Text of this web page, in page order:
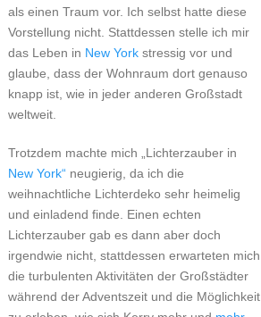
als einen Traum vor. Ich selbst hatte diese
Vorstellung nicht. Stattdessen stelle ich mir
das Leben in New Yorkstressig vor und
glaube, dass der Wohnraum dort genauso
knapp ist, wie in jeder anderen Großstadt
weltweit.
Trotzdem machte mich „Lichterzauber in
New York“neugierig, da ich die
weihnachtliche Lichterdeko sehr heimelig
und einladend finde. Einen echten
Lichterzauber gab es dann aber doch
irgendwie nicht, stattdessen erwarteten mich
die turbulenten Aktivitäten der Großstädter
während der Adventszeit und die Möglichkeit